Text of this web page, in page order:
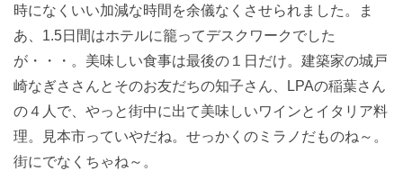
時になくいい加減な時間を余儀なくさせられました。ま
あ、1.5日間はホテルに籠ってデスクワークでした
が・・・。美味しい食事は最後の１日だけ。建築家の城戸
崎なぎささんとそのお友だちの知子さん、LPAの稲葉さん
の４人で、やっと街中に出て美味しいワインとイタリア料
理。見本市っていやだね。せっかくのミラノだものね～。
街にでなくちゃね～。